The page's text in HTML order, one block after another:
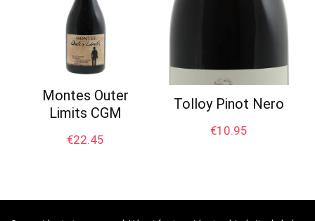
Montes Outer
Limits CGM
€22.45
Tolloy Pinot Nero
€10.95